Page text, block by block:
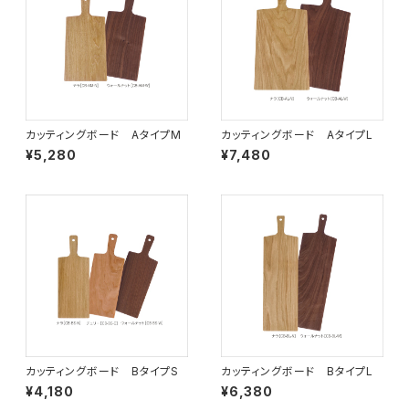
カッティングボード AタイプM
¥5,280
カッティングボード AタイプL
¥7,480
カッティングボード BタイプS
¥4,180
カッティングボード BタイプL
¥6,380